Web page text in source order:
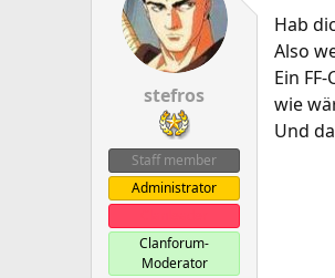
stefros
Staff member
Administrator
Clanforum-
Moderator
Hab
Also
Ein
wie
Und